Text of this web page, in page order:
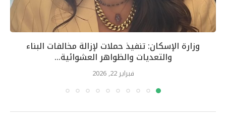
وزارة الإسكان: تنفيذ حملات لإزالة مخالفات البناء
والتعديات والظواهر العشوائية...
فبراير 22, 2026